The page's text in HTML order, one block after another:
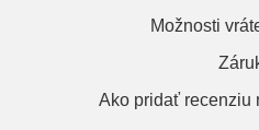
Možnosti
Ako pridať recenziu